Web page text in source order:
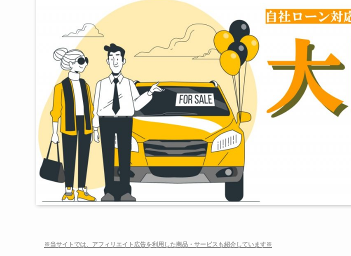
※当サイトでは、アフィリエイト広告を利用した商品・サービスも紹介しています※